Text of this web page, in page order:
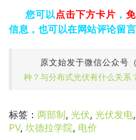
您可以 点击下方卡片 ，
信息，也可以在网站评论留言
原文始发于微信公众号
种？与分布式光伏有什么关系
标签： 两部制, 光伏, 光伏发电,
PV, 坎德拉学院, 电价